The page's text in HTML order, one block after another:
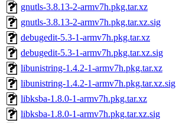
gnutls-3.8.13-2-armv7h.pkg.tar.xz
gnutls-3.8.13-2-armv7h.pkg.tar.xz.sig
debugedit-5.3-1-armv7h.pkg.tar.xz
debugedit-5.3-1-armv7h.pkg.tar.xz.sig
libunistring-1.4.2-1-armv7h.pkg.tar.xz
libunistring-1.4.2-1-armv7h.pkg.tar.xz.sig
libksba-1.8.0-1-armv7h.pkg.tar.xz
libksba-1.8.0-1-armv7h.pkg.tar.xz.sig